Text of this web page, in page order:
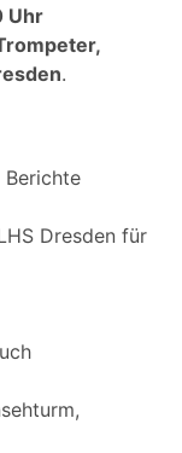
Uhr
.
Berichte
Dresden für